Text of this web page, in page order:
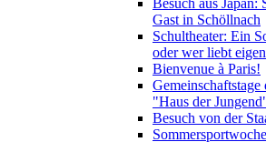
Besuch aus Japan:
Gast in Schöllnach
Schultheater: Ein
oder wer liebt
Bienvenue à Paris!
"Haus der
Besuch von der